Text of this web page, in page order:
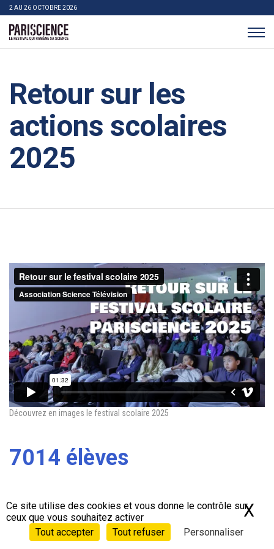
>Aller au contenu
2 AU 26 OCTOBRE 2026
Retour sur les
actions scolaires
2025
Découvrez en images le festival scolaire 2025
7014 élèves
l’Institut dephysique du globe de Paris (IPGP), au
Synchrotron SOLEIL, au MNHN, à l’Université Paris
Cité, en ligne et au travers des trois projets de Jurys
Panneau de gestion des cookies
Ce site utilise des cookies et vous donne le contrôle sur
ceux que vous souhaitez activer
Tout accepter
Tout refuser Personnaliser
X